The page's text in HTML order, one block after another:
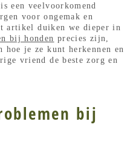
een veelvoorkomend
voor ongemak en
artikel duiken we dieper in
bij honden precies zijn,
hoe je ze kunt herkennen en
vriend de beste zorg en
bij